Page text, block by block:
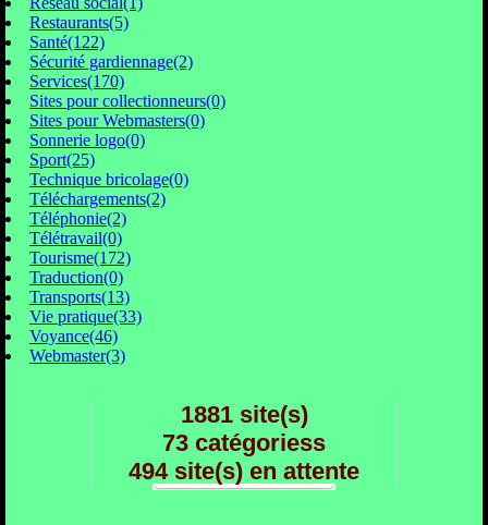
Restaurants(5)
Santé(122)
Sécurité gardiennage(2)
Services(170)
Sites pour collectionneurs(0)
Sites pour Webmasters(0)
Sonnerie logo(0)
Sport(25)
Technique bricolage(0)
Téléchargements(2)
Téléphonie(2)
Télétravail(0)
Tourisme(172)
Traduction(0)
Transports(13)
Vie pratique(33)
Voyance(46)
Webmaster(3)
1881 site(s)
73 catégoriess
494 site(s) en attente